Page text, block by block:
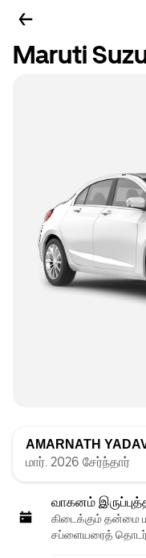
Maruti
AMARNATH
மார். 2026 சேர்ந்தார்
வாகனம்
கிடைக்கும் தன்மை
சப்ளையரைத்